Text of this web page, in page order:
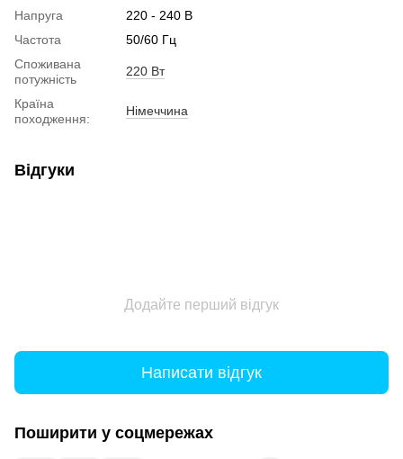
Напруга
220 - 240 В
Частота
50/60 Гц
Споживана
потужність
220 Вт
Країна
походження:
Німеччина
Відгуки
Додайте перший відгук
Написати відгук
Поширити у соцмережах